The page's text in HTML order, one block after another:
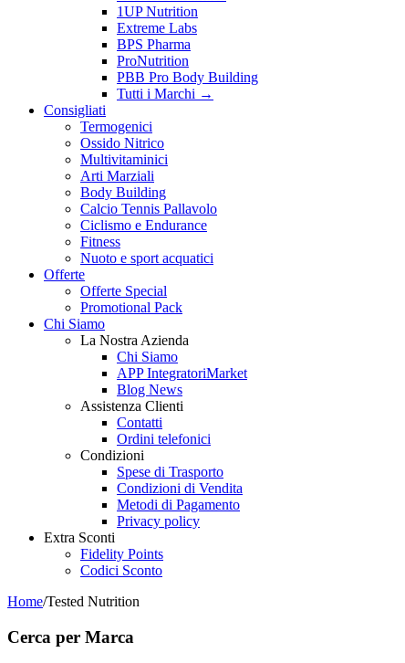
1UP Nutrition
Extreme Labs
BPS Pharma
ProNutrition
PBB Pro Body Building
Tutti i Marchi →
Consigliati
Termogenici
Ossido Nitrico
Multivitaminici
Arti Marziali
Body Building
Calcio Tennis Pallavolo
Ciclismo e Endurance
Fitness
Nuoto e sport acquatici
Offerte
Offerte Special
Promotional Pack
Chi Siamo
La Nostra Azienda
Chi Siamo
APP IntegratoriMarket
Blog News
Assistenza Clienti
Contatti
Ordini telefonici
Condizioni
Spese di Trasporto
Condizioni di Vendita
Metodi di Pagamento
Privacy policy
Extra Sconti
Fidelity Points
Codici Sconto
Home/Tested Nutrition
Cerca per Marca